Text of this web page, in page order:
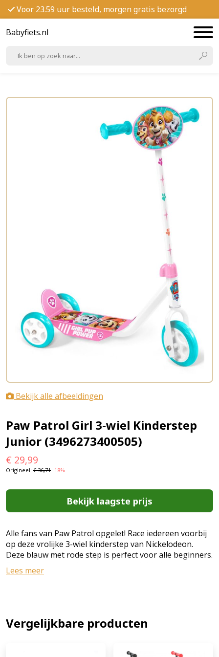
Voor 23.59 uur besteld, morgen gratis bezorgd
Babyfiets.nl
Bekijk alle afbeeldingen
Paw Patrol Girl 3-wiel Kinderstep
Junior (3496273400505)
€ 29,99
Origineel: €36,71 -18%
Bekijk laagste prijs
Alle fans van Paw Patrol opgelet! Race iedereen voorbij
op deze vrolijke 3-wiel kinderstep van Nickelodeon.
Deze blauw met rode step is perfect voor alle beginners.
Een veilig en stabiel gevoel door de dubbele
achterwielen (met een diameter van 120 millimeter). Het
rijtje: [+] Jaren plezier door het in hoogte verstelbaar
stuur [+] Veel stabiliteit door dubbele achterwielen en
kinderstep heb je altijd de juiste balans en is ideaal voor
Lees meer
Vergelijkbare producten